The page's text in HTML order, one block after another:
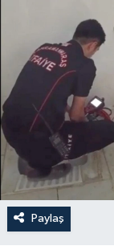
Paylaş